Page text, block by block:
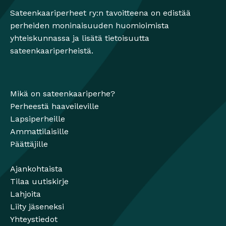
Sateenkaariperheet ry:n tavoitteena on edistää
perheiden moninaisuuden huomioimista
yhteiskunnassa ja lisätä tietoisuutta
sateenkaariperheistä.
Mikä on sateenkaariperhe?
Perheestä haaveileville
Lapsiperheille
Ammattilaisille
Päättäjille
Ajankohtaista
Tilaa uutiskirje
Lahjoita
Liity jäseneksi
Yhteystiedot